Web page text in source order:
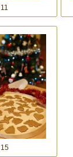
11
15